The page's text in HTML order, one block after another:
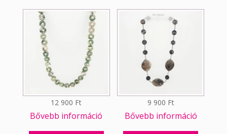
12 900 Ft
Bővebb információ
9 900 Ft
Bővebb információ